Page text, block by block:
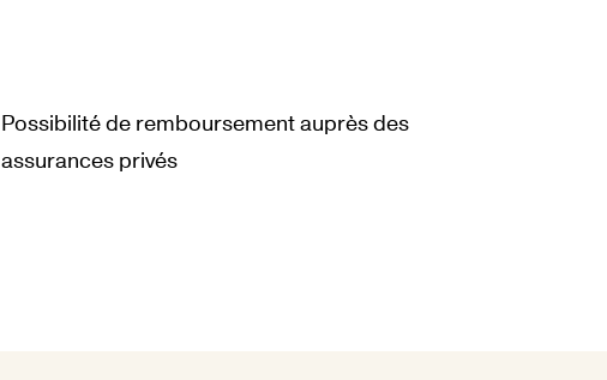
Possibilité de remboursement auprès des
assurances privés